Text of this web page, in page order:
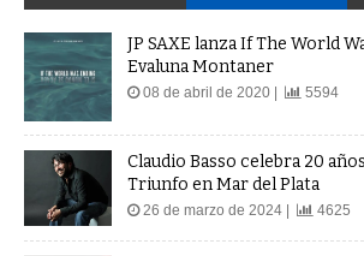
JP SAXE lanza If The World
Evaluna Montaner
08 de abril de 2020 | 5594
Claudio Basso celebra 20
Triunfo en Mar del Plata
26 de marzo de 2024 | 4625